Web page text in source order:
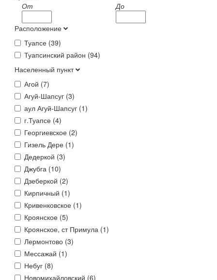
От
До
Расположение
Туапсе (39)
Туапсинский район (94)
Населенный пункт
Агой (7)
Агуй-Шапсуг (3)
аул Агуй-Шапсуг (1)
г.Туапсе (4)
Георгиевское (2)
Гизель Дере (1)
Дедеркой (3)
Джубга (10)
Дзеберкой (2)
Кирпичный (1)
Кривенковское (1)
Кроянское (5)
Кроянское, ст Примула (1)
Лермонтово (3)
Мессажай (1)
Небуг (8)
Новомихайловский (6)